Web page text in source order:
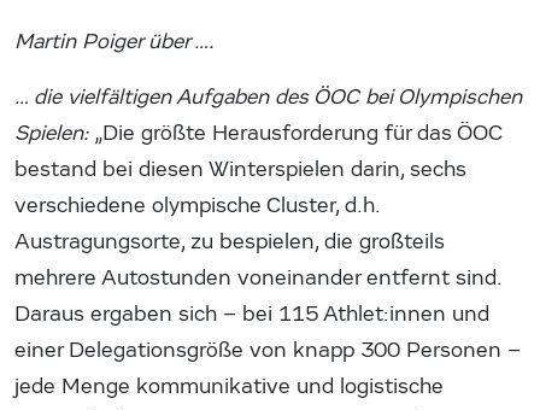
Martin Poiger über ….
… die vielfältigen Aufgaben des ÖOC bei Olympischen
Spielen: „Die größte Herausforderung für das ÖOC
bestand bei diesen Winterspielen darin, sechs
verschiedene olympische Cluster, d.h.
Austragungsorte, zu bespielen, die großteils
mehrere Autostunden voneinander entfernt sind.
Daraus ergaben sich – bei 115 Athlet:innen und
einer Delegationsgröße von knapp 300 Personen –
jede Menge kommunikative und logistische